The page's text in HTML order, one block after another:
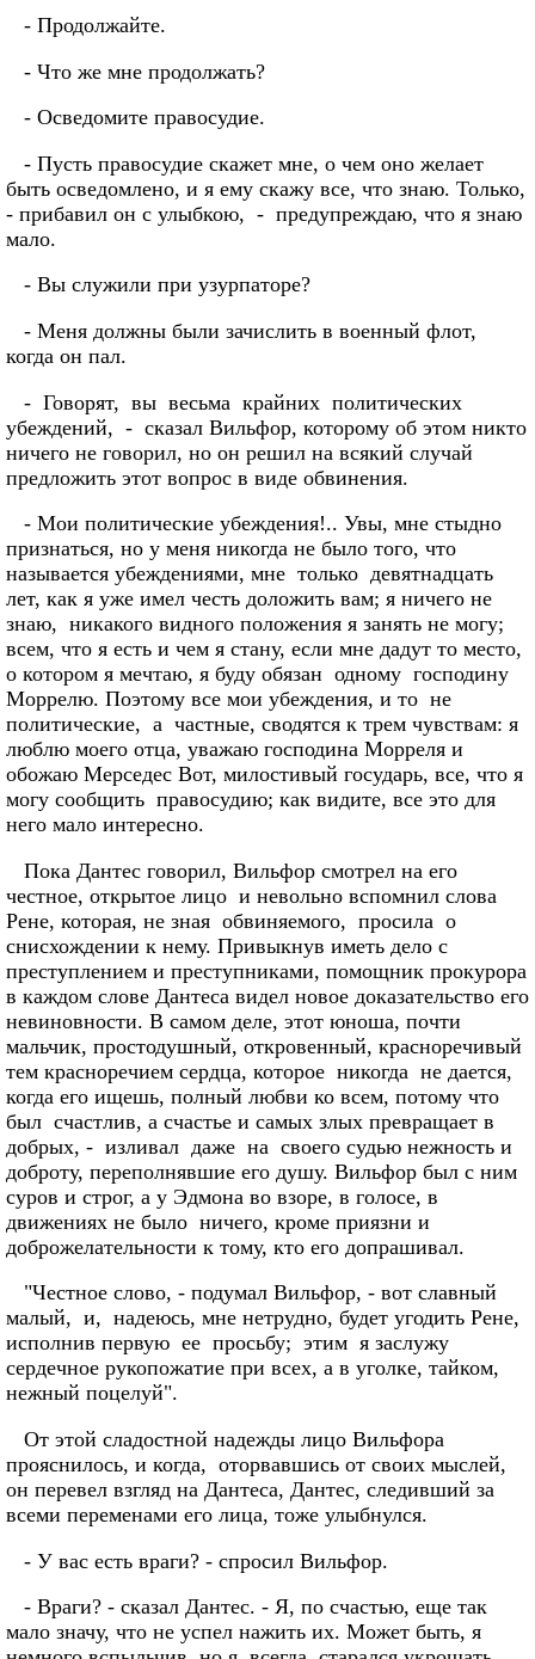
- Продолжайте.
- Что же мне продолжать?
- Осведомите правосудие.
- Пусть правосудие скажет мне, о чем оно желает
быть осведомлено, и я ему скажу все, что знаю. Только,
- прибавил он с улыбкою, - предупреждаю, что я знаю
мало.
- Вы служили при узурпаторе?
- Меня должны были зачислить в военный флот,
когда он пал.
- Говорят, вы весьма крайних политических
убеждений, - сказал Вильфор, которому об этом никто
ничего не говорил, но он решил на всякий случай
предложить этот вопрос в виде обвинения.
- Мои политические убеждения!.. Увы, мне стыдно
признаться, но у меня никогда не было того, что
называется убеждениями, мне только девятнадцать
лет, как я уже имел честь доложить вам; я ничего не
знаю, никакого видного положения я занять не могу;
всем, что я есть и чем я стану, если мне дадут то место,
о котором я мечтаю, я буду обязан одному господину
Моррелю. Поэтому все мои убеждения, и то не
политические, а частные, сводятся к трем чувствам: я
люблю моего отца, уважаю господина Морреля и
обожаю Мерседес Вот, милостивый государь, все, что я
могу сообщить правосудию; как видите, все это для
него мало интересно.
Пока Дантес говорил, Вильфор смотрел на его
честное, открытое лицо и невольно вспомнил слова
Рене, которая, не зная обвиняемого, просила о
снисхождении к нему. Привыкнув иметь дело с
преступлением и преступниками, помощник прокурора
в каждом слове Дантеса видел новое доказательство его
невиновности. В самом деле, этот юноша, почти
мальчик, простодушный, откровенный, красноречивый
тем красноречием сердца, которое никогда не дается,
когда его ищешь, полный любви ко всем, потому что
был счастлив, а счастье и самых злых превращает в
добрых, - изливал даже на своего судью нежность и
доброту, переполнявшие его душу. Вильфор был с ним
суров и строг, а у Эдмона во взоре, в голосе, в
движениях не было ничего, кроме приязни и
доброжелательности к тому, кто его допрашивал.
"Честное слово, - подумал Вильфор, - вот славный
малый, и, надеюсь, мне нетрудно, будет угодить Рене,
исполнив первую ее просьбу; этим я заслужу
сердечное рукопожатие при всех, а в уголке, тайком,
нежный поцелуй".
От этой сладостной надежды лицо Вильфора
прояснилось, и когда, оторвавшись от своих мыслей,
он перевел взгляд на Дантеса, Дантес, следивший за
всеми переменами его лица, тоже улыбнулся.
- У вас есть враги? - спросил Вильфор.
- Враги? - сказал Дантес. - Я, по счастью, еще так
мало значу, что не успел нажить их. Может быть, я